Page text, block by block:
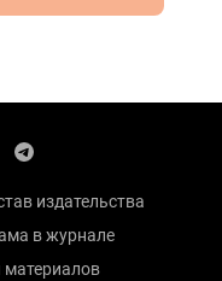
издательства
в журнале